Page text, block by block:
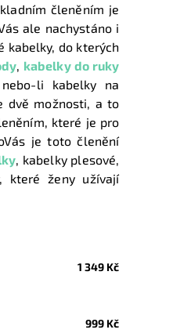
členěním je
ale nachystáno i
kabelky, do kterých
, kabelky do ruky
nebo-li kabelky na
dvě možnosti, a to
které je pro
je toto členění
, kabelky plesové,
které ženy užívají
1 349 Kč
999 Kč